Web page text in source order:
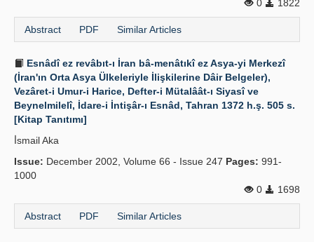
0 1822
Abstract PDF Similar Articles
Esnâdî ez revâbıt-ı İran bâ-menâtıkî ez Asya-yi Merkezî
(İran'ın Orta Asya Ülkeleriyle İlişkilerine Dâir Belgeler),
Vezâret-i Umur-i Harice, Defter-i Mütalâât-ı Siyasî ve
Beynelmilelî, İdare-i İntişâr-ı Esnâd, Tahran 1372 h.ş. 505 s.
[Kitap Tanıtımı]
İ̇smail Aka
Issue: December 2002, Volume 66 - Issue 247 Pages: 991-
1000
0
1698
Abstract PDF Similar Articles